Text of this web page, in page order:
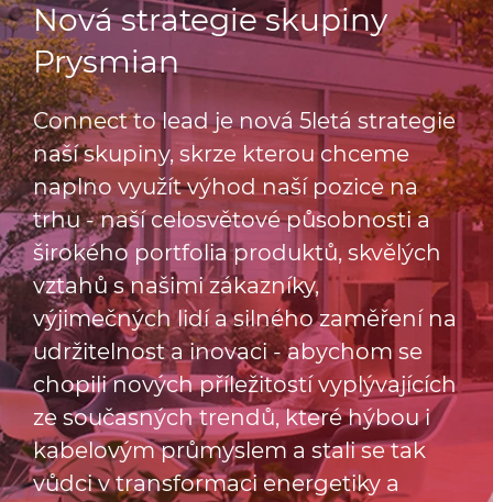
Nová strategie skupiny
Prysmian
Connect to lead je nová 5letá strategie
naší skupiny, skrze kterou chceme
naplno využít výhod naší pozice na
trhu - naší celosvětové působnosti a
širokého portfolia produktů, skvělých
vztahů s našimi zákazníky,
výjimečných lidí a silného zaměření na
udržitelnost a inovaci - abychom se
chopili nových příležitostí vyplývajících
ze současných trendů, které hýbou i
kabelovým průmyslem a stali se tak
vůdci v transformaci energetiky a